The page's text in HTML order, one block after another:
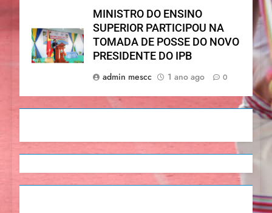
MINISTRO DO ENSINO
SUPERIOR PARTICIPOU NA
TOMADA DE POSSE DO NOVO
PRESIDENTE DO IPB
admin mescc
1 ano ago 0